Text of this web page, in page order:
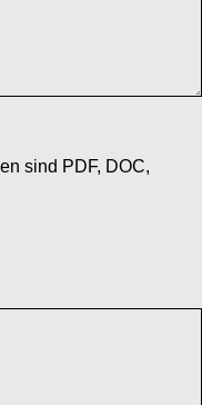
sind PDF, DOC,